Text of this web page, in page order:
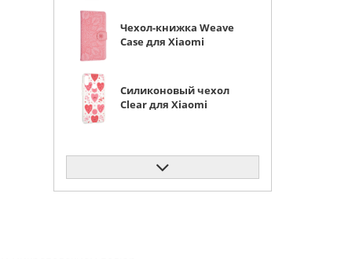
Чехол-книжка Weave
Case для Xiaomi
Силиконовый чехол
Clear для Xiaomi
Силиконовый чехол
Clear для Xiaomi
Redmi Note 7 (Pro)
белый гусь